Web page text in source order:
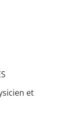
et